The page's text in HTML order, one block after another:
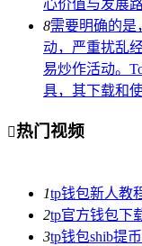
心价值与发展
8需要明确的是
动，严重扰乱
易炒作活动。
具，其下载和
热门视频
1tp钱包新人教
2tp官方钱包下
3tp钱包shib提